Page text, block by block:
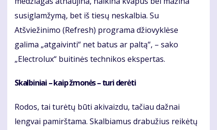
susiglamžymą, bet iš tiesų neskalbia. Su
Atšviežinimo (Refresh) programa džiovyklėse
galima „atgaivinti“ net batus ar paltą“, – sako
„Electrolux“ buitinės technikos ekspertas.
Skalbiniai – kaip žmonės – turi derėti
Rodos, tai turėtų būti akivaizdu, tačiau dažnai
lengvai pamirštama. Skalbiamus drabužius reikėtų